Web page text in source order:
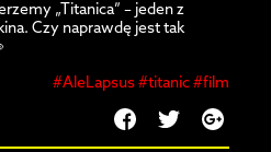
„Titanica” – jeden z
Czy naprawdę jest tak
#AleLapsus #titanic #film